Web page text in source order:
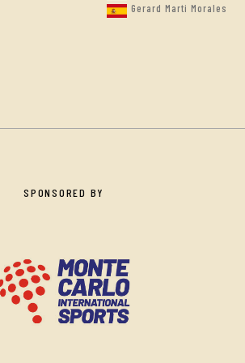
Gerard Marti Morales
SPONSORED BY